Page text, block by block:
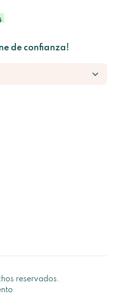
de confianza!
reservados.